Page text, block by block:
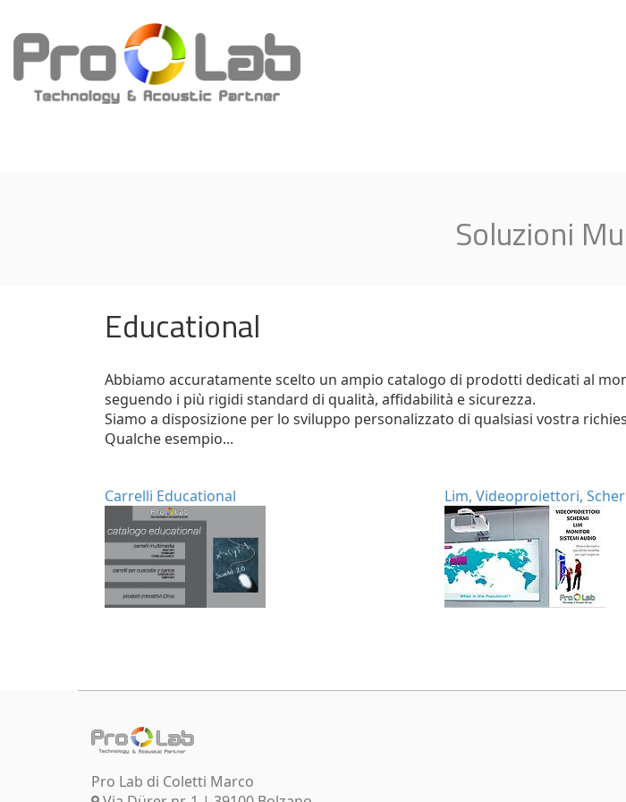
Soluzioni
Educational
Abbiamo accuratamente scelto un ampio catalogo di prodotti dedicati al
seguendo i più rigidi standard di qualità, affidabilità e sicurezza.
Siamo a disposizione per lo sviluppo personalizzato di qualsiasi vostra
Qualche esempio...
Carrelli Educational Lim, Videoproiettori,
Pro Lab di Coletti Marco